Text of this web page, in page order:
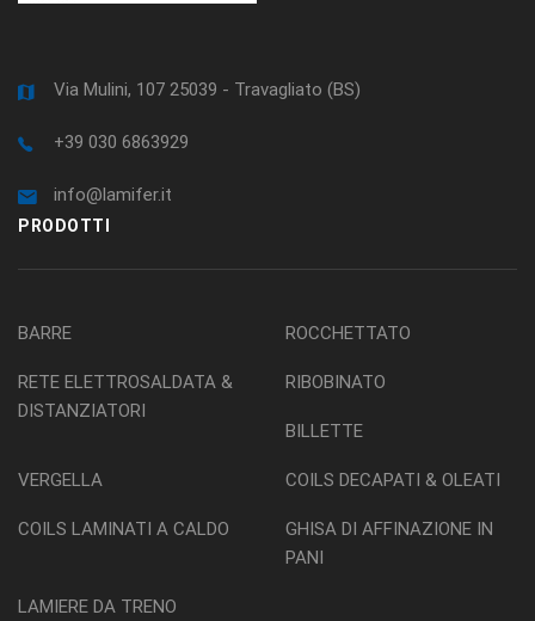
Via Mulini, 107 25039 - Travagliato (BS)
+39 030 6863929
info@lamifer.it
PRODOTTI
BARRE ROCCHETTATO
RETE ELETTROSALDATA &
DISTANZIATORI
RIBOBINATO
BILLETTE
VERGELLA COILS DECAPATI & OLEATI
COILS LAMINATI A CALDO
GHISA DI AFFINAZIONE IN
PANI
LAMIERE DA TRENO